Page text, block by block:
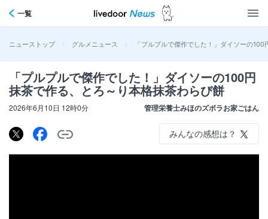
一覧
ニューストップ > グルメニュース > 「プルプルで傑作でした！」ダイソーの
「プルプルで傑作でした！」ダイソーの100円
抹茶で作る、とろ～り本格抹茶わらび餅
2026年6月10日 12時0分 管理栄養士みほのズボラお家ごはん
みんなの感想は？